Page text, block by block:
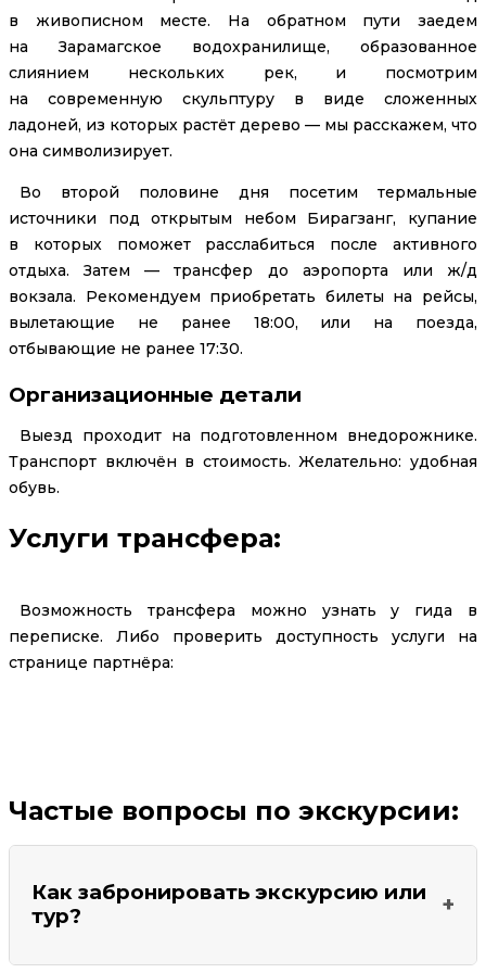
в живописном месте. На обратном пути заедем
на Зарамагское водохранилище, образованное
слиянием нескольких рек, и посмотрим
на современную скульптуру в виде сложенных
ладоней, из которых растёт дерево — мы расскажем, что
она символизирует.
Во второй половине дня посетим термальные
источники под открытым небом Бирагзанг, купание
в которых поможет расслабиться после активного
отдыха. Затем — трансфер до аэропорта или ж/д
вокзала. Рекомендуем приобретать билеты на рейсы,
вылетающие не ранее 18:00, или на поезда,
отбывающие не ранее 17:30.
Организационные детали
Выезд проходит на подготовленном внедорожнике.
Транспорт включён в стоимость. Желательно: удобная
обувь.
Услуги трансфера:
Возможность трансфера можно узнать у гида в
переписке. Либо проверить доступность услуги на
странице партнёра:
Частые вопросы по экскурсии:
Как забронировать экскурсию или
тур?